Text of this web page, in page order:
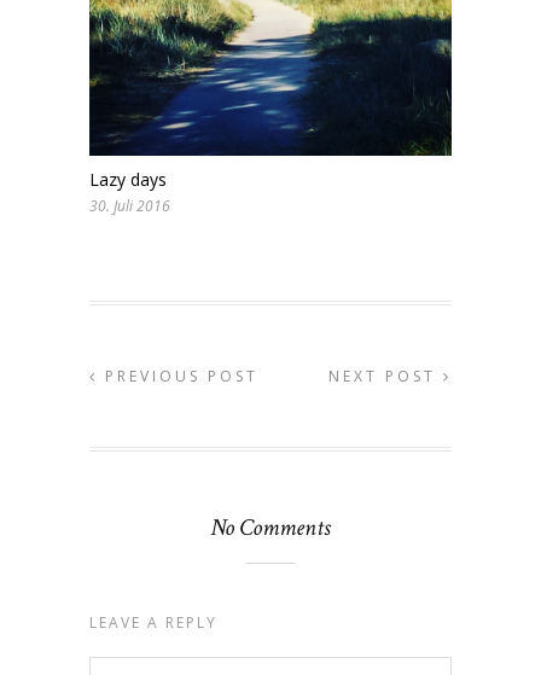
Lazy days
30. Juli 2016
PREVIOUS POST NEXT POST
No Comments
LEAVE A REPLY